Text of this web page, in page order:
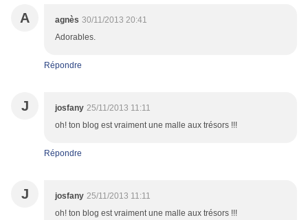
A agnès 30/11/2013 20:41
Adorables.
Répondre
J josfany 25/11/2013 11:11
oh! ton blog est vraiment une malle aux trésors !!!
Répondre
J josfany 25/11/2013 11:11
oh! ton blog est vraiment une malle aux trésors !!!